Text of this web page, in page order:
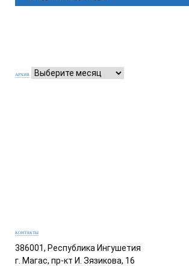
АРХИВ
КОНТАКТЫ
386001, Республика Ингушетия
г. Магас, пр-кт И. Зязикова, 16